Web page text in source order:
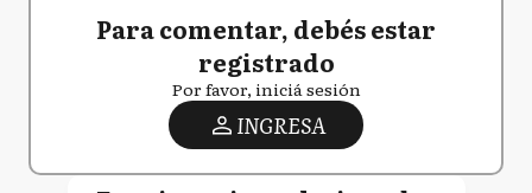
Para comentar, debés estar
registrado
Por favor, iniciá sesión
INGRESA